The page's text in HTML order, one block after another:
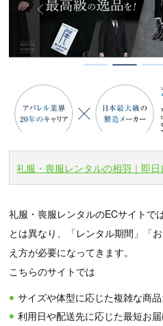
礼服・喪服レンタルの相羽｜即
礼服・喪服レンタルのECサイトで
とは異なり、「レンタル期間」「
え方が必要になってきます。
こちらのサイトでは
サイズや体型に応じた複雑な商
利用日や配送先に応じた最短お